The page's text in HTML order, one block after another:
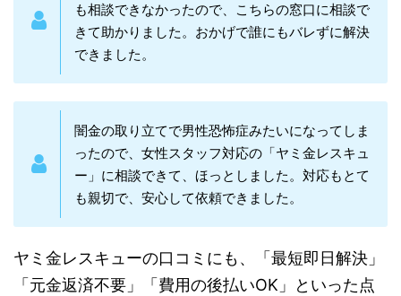
も相談できなかったので、こちらの窓口に相談で
きて助かりました。おかげで誰にもバレずに解決
できました。
闇金の取り立てで男性恐怖症みたいになってしま
ったので、女性スタッフ対応の「ヤミ金レスキュ
ー」に相談できて、ほっとしました。対応もとて
も親切で、安心して依頼できました。
ヤミ金レスキューの口コミにも、「最短即日解決」
「元金返済不要」「費用の後払いOK」といった点